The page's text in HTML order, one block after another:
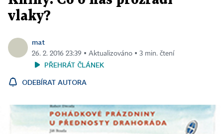
vlaky?
mat
26. 2. 2016 23:39 ▪ Aktualizováno ▪ 3 min. čtení
PŘEHRÁT ČLÁNEK
ODEBÍRAT AUTORA